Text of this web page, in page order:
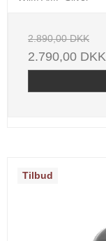
2.890,00 DKK
2.790,00 DKK
Tilbud